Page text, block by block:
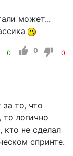
может...
0 0 0
то, что
логично
кто не сделал
спринте.